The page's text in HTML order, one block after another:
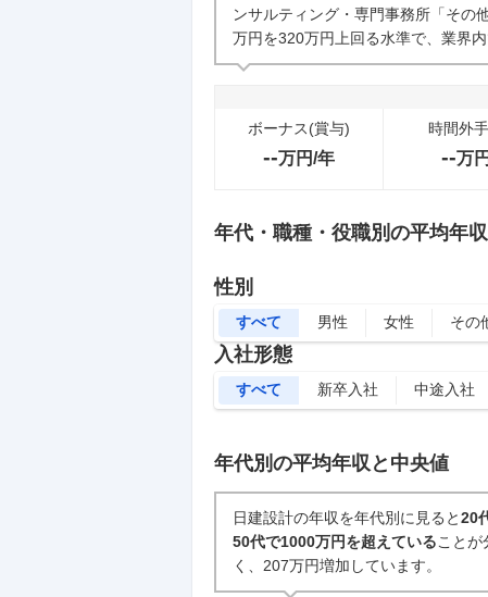
ンサルティング・専門事務所「その
万円を320万円上回る水準で、業界
ボーナス(賞与)
--万円/年
時間外
--万円
年代・職種・役職別の平均年
性別
すべて 男性 女性 その
入社形態
すべて 新卒入社 中途入社
年代別の平均年収と中央値
日建設計の年収を年代別に見ると20
50代で1000万円を超えていることが
く、207万円増加しています。